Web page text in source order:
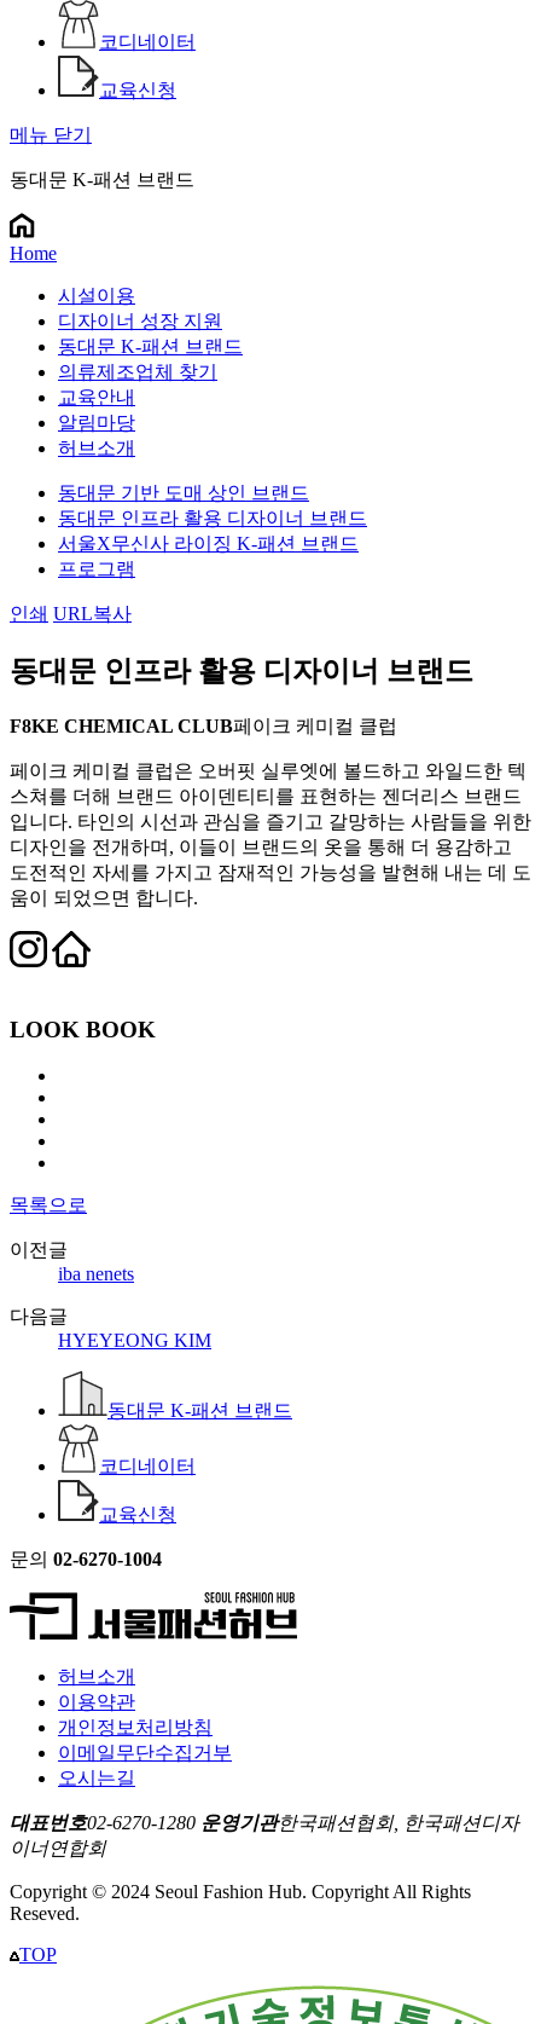
코디네이터
교육신청
메뉴 닫기
동대문 K-패션 브랜드
Home
시설이용
디자이너 성장 지원
동대문 K-패션 브랜드
의류제조업체 찾기
교육안내
알림마당
허브소개
동대문 기반 도매 상인 브랜드
동대문 인프라 활용 디자이너 브랜드
서울X무신사 라이징 K-패션 브랜드
프로그램
인쇄 URL복사
동대문 인프라 활용 디자이너 브랜드
F8KE CHEMICAL CLUB페이크 케미컬 클럽
페이크 케미컬 클럽은 오버핏 실루엣에 볼드하고 와일드한 텍
스쳐를 더해 브랜드 아이덴티티를 표현하는 젠더리스 브랜드
입니다. 타인의 시선과 관심을 즐기고 갈망하는 사람들을 위한
디자인을 전개하며, 이들이 브랜드의 옷을 통해 더 용감하고
도전적인 자세를 가지고 잠재적인 가능성을 발현해 내는 데 도
움이 되었으면 합니다.
LOOK BOOK
목록으로
이전글
iba nenets
다음글
HYEYEONG KIM
동대문 K-패션 브랜드
코디네이터
교육신청
문의 02-6270-1004
허브소개
이용약관
개인정보처리방침
이메일무단수집거부
오시는길
대표번호02-6270-1280 운영기관한국패션협회, 한국패션디자
이너연합회
Copyright © 2024 Seoul Fashion Hub. Copyright All Rights
Reseved.
TOP